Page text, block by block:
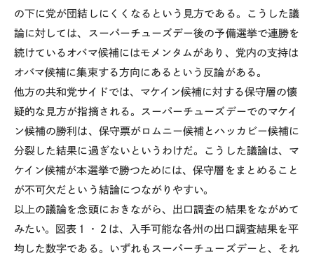
の下に党が団結しにくくなるという見方である。こうした議
論に対しては、スーパーチューズデー後の予備選挙で連勝を
続けているオバマ候補にはモメンタムがあり、党内の支持は
オバマ候補に集束する方向にあるという反論がある。
他方の共和党サイドでは、マケイン候補に対する保守層の懐
疑的な見方が指摘される。スーパーチューズデーでのマケイ
ン候補の勝利は、保守票がロムニー候補とハッカビー候補に
分裂した結果に過ぎないというわけだ。こうした議論は、マ
ケイン候補が本選挙で勝つためには、保守層をまとめること
が不可欠だという結論につながりやすい。
以上の議論を念頭におきながら、出口調査の結果をながめて
みたい。図表１・２は、入手可能な各州の出口調査結果を平
均した数字である。いずれもスーパーチューズデーと、それ